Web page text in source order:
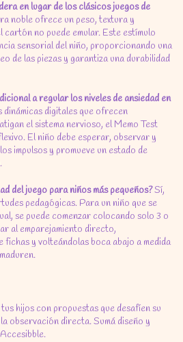
en lugar de los clásicos juegos de
noble ofrece un peso, textura y
cartón no puede emular. Este estímulo
sensorial del niño, proporcionando una
de las piezas y garantiza una durabilidad
a regular los niveles de ansiedad en
digitales que ofrecen
el sistema nervioso, el Memo Test
El niño debe esperar, observar y
impulsos y promueve un estado de
del juego para niños más pequeños?Sí,
pedagógicas. Para un niño que se
se puede comenzar colocando solo 3 o
al emparejamiento directo,
fichas y volteándolas boca abajo a medida
hijos con propuestas que desafíen su
observación directa. Sumá diseño y